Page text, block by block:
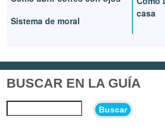
Sistema de moral
casa
BUSCAR EN LA GUÍA
Buscar